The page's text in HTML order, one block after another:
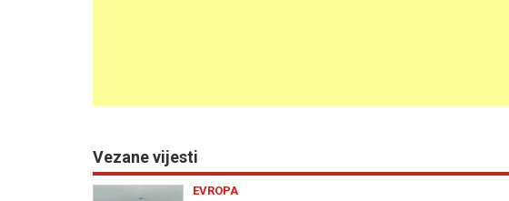
Vezane vijesti
EVROPA